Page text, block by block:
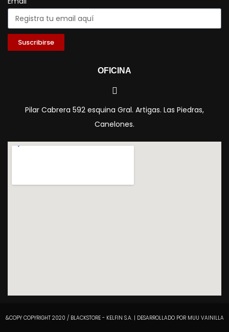
Suscribirse
OFICINA
Pilar Cabrera 592 esquina Gral. Artigas. Las Piedras,
Canelones.
&COPY COPYRIGHT 2020 / BLACKSTORE - KELFIN S.A. | DESARROLLADO POR MUU VAINILLA